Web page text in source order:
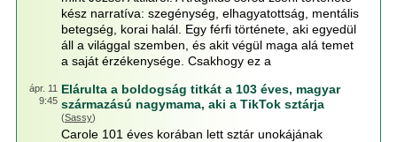
kész narratíva: szegénység, elhagyatottság, mentális
betegség, korai halál. Egy férfi története, aki egyedül
áll a világgal szemben, és akit végül maga alá temet
a saját érzékenysége. Csakhogy ez a
ápr. 11
9:45
Elárulta a boldogság titkát a 103 éves, magyar
származású nagymama, aki a TikTok sztárja
(Sassy)
Carole 101 éves korában lett sztár unokájának